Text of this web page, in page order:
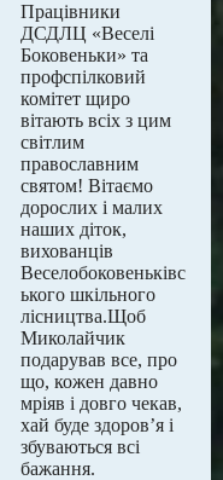
Працівники
ДСДЛЦ «Веселі
Боковеньки» та
профспілковий
комітет щиро
вітають всіх з цим
світлим
православним
святом! Вітаємо
дорослих і малих
наших діток,
вихованців
Веселобоковеньківс
ького шкільного
лісництва.Щоб
Миколайчик
подарував все, про
що, кожен давно
мріяв і довго чекав,
хай буде здоров’я і
збуваються всі
бажання.